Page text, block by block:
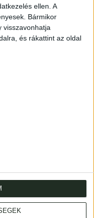
ellen. A
Bármikor
visszavonhatja
és rákattint az oldal
paszpartuban.